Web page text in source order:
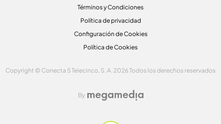
Términos y Condiciones
Política de privacidad
Configuración de Cookies
Política de Cookies
Copyright © Conecta 5 Telecinco, S. A. 2026 Todos los derechos reservados
By